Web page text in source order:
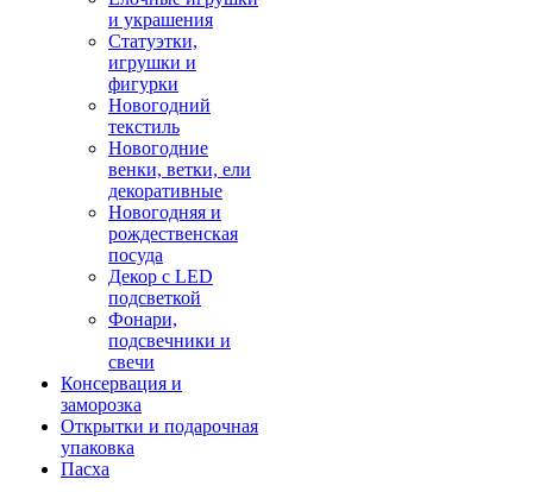
и украшения
Статуэтки,
игрушки и
фигурки
Новогодний
текстиль
Новогодние
венки, ветки, ели
декоративные
Новогодняя и
рождественская
посуда
Декор с LED
подсветкой
Фонари,
подсвечники и
свечи
Консервация и
заморозка
Открытки и подарочная
упаковка
Пасха